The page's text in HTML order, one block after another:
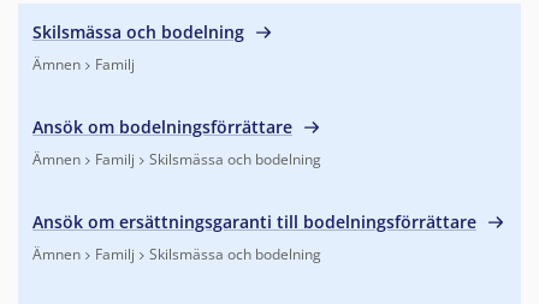
Skilsmässa och bodelning
Ämnen Familj
Ansök om bodelningsförrättare
Ämnen Familj Skilsmässa och bodelning
Ansök om ersättningsgaranti till bodelningsförrättare
Ämnen Familj Skilsmässa och bodelning